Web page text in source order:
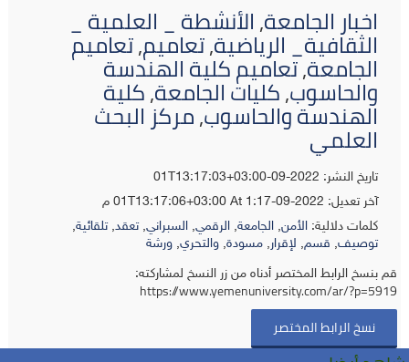
اخبار الجامعة,الأنشطة _ العلمية _
الثقافية_ الرياضية,تعاميم,تعاميم
الجامعة,تعاميم كلية الهندسة
والحاسوب,كليات الجامعة,كلية
الهندسة والحاسوب,مركز البحث
العلمي
تاريخ النشر: 2022-09-01T13:17:03+03:00
آخر تعديل: 2022-09-01T13:17:06+03:00
At 1:17 م
كلمات دلالية:الأمن,الجامعة,الرقمي,السبراني,تعقد,تلقائية,
توصيف, قسم, لإقرار,مسودة,والتحري,ورشة
قم بنسخ الرابط المختصر أدناه من زر النسخ لمشاركته:
https://www.yemenuniversity.com/ar/?p=5919
نسخ الرابط المختصر